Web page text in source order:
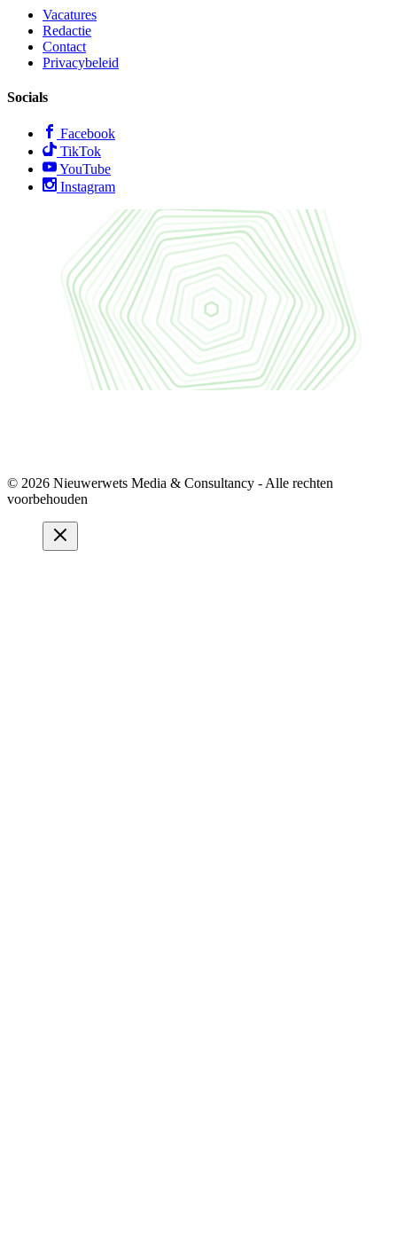
Vacatures
Redactie
Contact
Privacybeleid
Socials
Facebook
TikTok
YouTube
Instagram
© 2026 Nieuwerwets Media & Consultancy - Alle rechten
voorbehouden